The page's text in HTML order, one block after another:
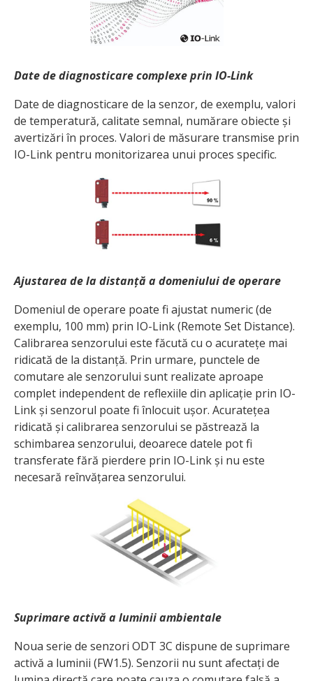
Date de diagnosticare complexe prin IO-Link
Date de diagnosticare de la senzor, de exemplu, valori
de temperatură, calitate semnal, numărare obiecte și
avertizări în proces. Valori de măsurare transmise prin
IO-Link pentru monitorizarea unui proces specific.
Ajustarea de la distanță a domeniului de operare
Domeniul de operare poate fi ajustat numeric (de
exemplu, 100 mm) prin IO-Link (Remote Set Distance).
Calibrarea senzorului este făcută cu o acuratețe mai
ridicată de la distanță. Prin urmare, punctele de
comutare ale senzorului sunt realizate aproape
complet independent de reflexiile din aplicație prin IO-
Link și senzorul poate fi înlocuit ușor. Acuratețea
ridicată și calibrarea senzorului se păstrează la
schimbarea senzorului, deoarece datele pot fi
transferate fără pierdere prin IO-Link și nu este
necesară reînvățarea senzorului.
Suprimare activă a luminii ambientale
Noua serie de senzori ODT 3C dispune de suprimare
activă a luminii (FW1.5). Senzorii nu sunt afectați de